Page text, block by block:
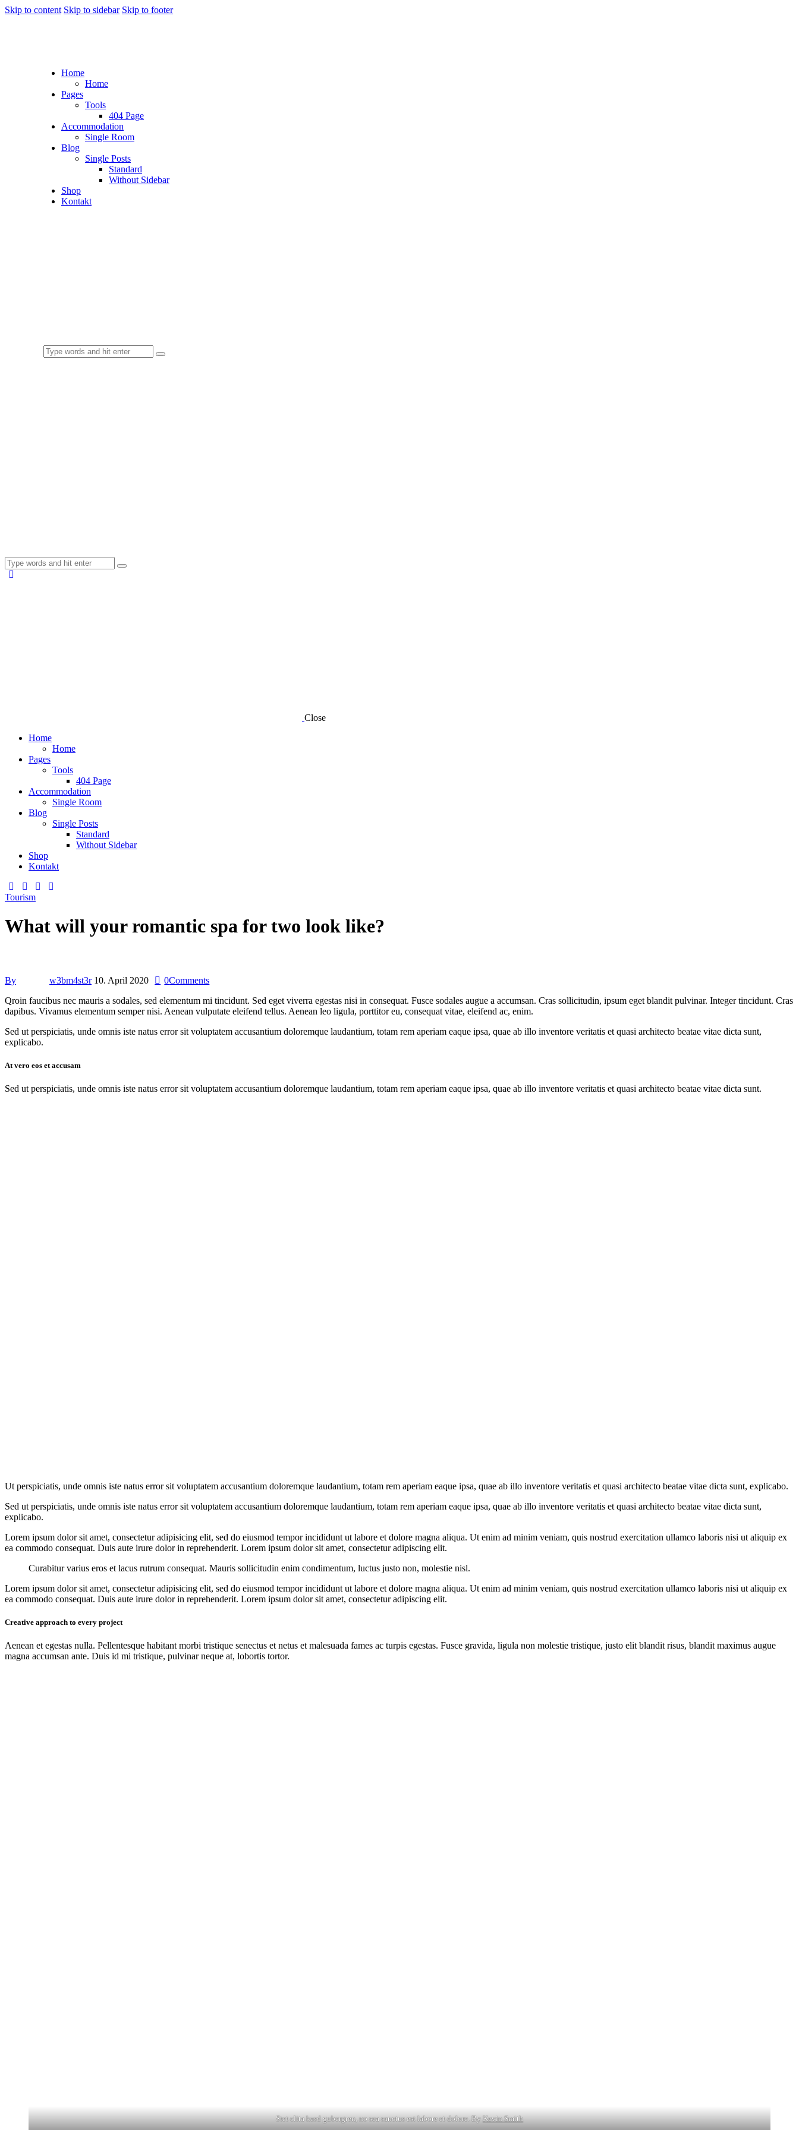
Skip to content Skip to sidebar Skip to footer
Home
Home
Pages
Tools
404 Page
Accommodation
Single Room
Blog
Single Posts
Standard
Without Sidebar
Shop
Kontakt
Close
Home
Home
Pages
Tools
404 Page
Accommodation
Single Room
Blog
Single Posts
Standard
Without Sidebar
Shop
Kontakt
Tourism
What will your romantic spa for two look like?
By w3bm4st3r 10. April 2020 0Comments
Qroin faucibus nec mauris a sodales, sed elementum mi tincidunt. Sed eget viverra egestas nisi in consequat. Fusce sodales augue a accumsan. Cras sollicitudin, ipsum eget blandit pulvinar. Integer tincidunt. Cras
dapibus. Vivamus elementum semper nisi. Aenean vulputate eleifend tellus. Aenean leo ligula, porttitor eu, consequat vitae, eleifend ac, enim.
Sed ut perspiciatis, unde omnis iste natus error sit voluptatem accusantium doloremque laudantium, totam rem aperiam eaque ipsa, quae ab illo inventore veritatis et quasi architecto beatae vitae dicta sunt,
explicabo.
At vero eos et accusam
Sed ut perspiciatis, unde omnis iste natus error sit voluptatem accusantium doloremque laudantium, totam rem aperiam eaque ipsa, quae ab illo inventore veritatis et quasi architecto beatae vitae dicta sunt.
Ut perspiciatis, unde omnis iste natus error sit voluptatem accusantium doloremque laudantium, totam rem aperiam eaque ipsa, quae ab illo inventore veritatis et quasi architecto beatae vitae dicta sunt, explicabo.
Sed ut perspiciatis, unde omnis iste natus error sit voluptatem accusantium doloremque laudantium, totam rem aperiam eaque ipsa, quae ab illo inventore veritatis et quasi architecto beatae vitae dicta sunt,
explicabo.
Lorem ipsum dolor sit amet, consectetur adipisicing elit, sed do eiusmod tempor incididunt ut labore et dolore magna aliqua. Ut enim ad minim veniam, quis nostrud exercitation ullamco laboris nisi ut aliquip ex
ea commodo consequat. Duis aute irure dolor in reprehenderit. Lorem ipsum dolor sit amet, consectetur adipiscing elit.
Curabitur varius eros et lacus rutrum consequat. Mauris sollicitudin enim condimentum, luctus justo non, molestie nisl.
Lorem ipsum dolor sit amet, consectetur adipisicing elit, sed do eiusmod tempor incididunt ut labore et dolore magna aliqua. Ut enim ad minim veniam, quis nostrud exercitation ullamco laboris nisi ut aliquip ex
ea commodo consequat. Duis aute irure dolor in reprehenderit. Lorem ipsum dolor sit amet, consectetur adipiscing elit.
Creative approach to every project
Aenean et egestas nulla. Pellentesque habitant morbi tristique senectus et netus et malesuada fames ac turpis egestas. Fusce gravida, ligula non molestie tristique, justo elit blandit risus, blandit maximus augue
magna accumsan ante. Duis id mi tristique, pulvinar neque at, lobortis tortor.
Stet clita kasd gubergren, no sea sanctus est labore et dolore. ByKevin Smith